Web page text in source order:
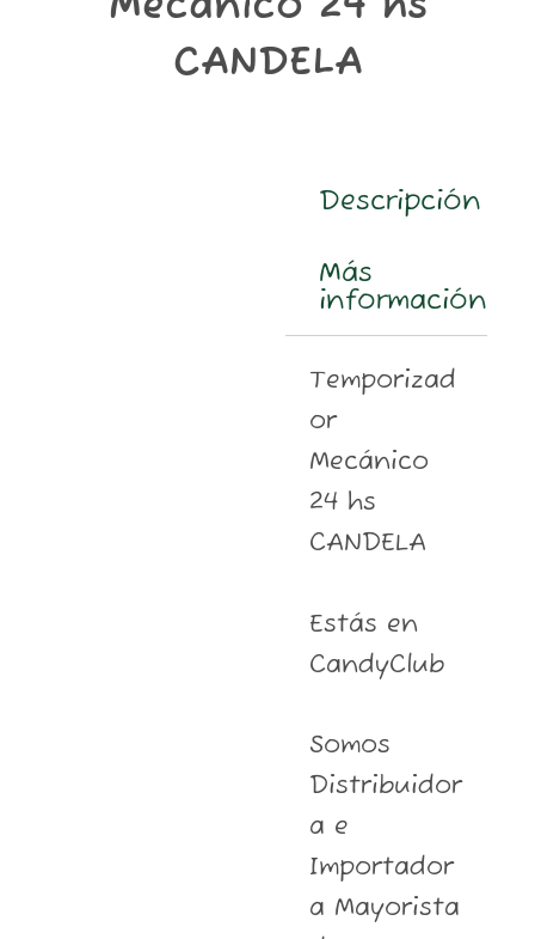
CANDELA
Descripción
Más
información
Temporizad
or
Mecánico
24 hs
CANDELA
Estás en
CandyClub
Somos
Distribuidor
a e
Importador
a Mayorista